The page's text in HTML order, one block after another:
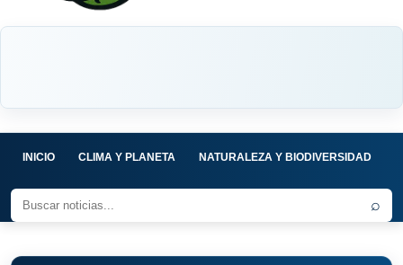
INICIO CLIMA Y PLANETA NATURALEZA Y BIODIVERSIDAD
⌕